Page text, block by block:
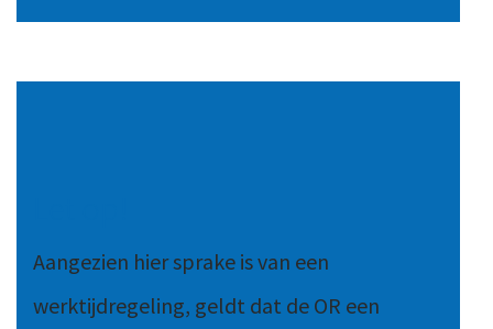
Aangezien hier sprake is van een
werktijdregeling, geldt dat de OR een